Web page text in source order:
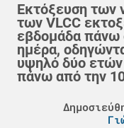
Εκτόξευση των
των VLCC
εβδομάδα πάνω
ημέρα,
υψηλό δύο
πάνω από την